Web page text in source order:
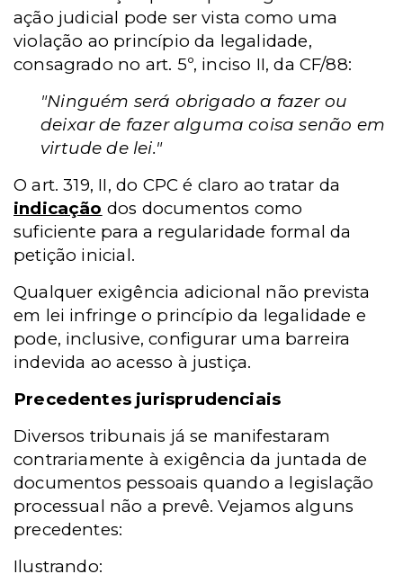
ação judicial pode ser vista como uma
violação ao princípio da legalidade,
consagrado no art. 5º, inciso II, da CF/88:
"Ninguém será obrigado a fazer ou
deixar de fazer alguma coisa senão em
virtude de lei."
O art. 319, II, do CPC é claro ao tratar da
indicação dos documentos como
suficiente para a regularidade formal da
petição inicial.
Qualquer exigência adicional não prevista
em lei infringe o princípio da legalidade e
pode, inclusive, configurar uma barreira
indevida ao acesso à justiça.
Precedentes jurisprudenciais
Diversos tribunais já se manifestaram
contrariamente à exigência da juntada de
documentos pessoais quando a legislação
processual não a prevê. Vejamos alguns
precedentes:
Ilustrando: